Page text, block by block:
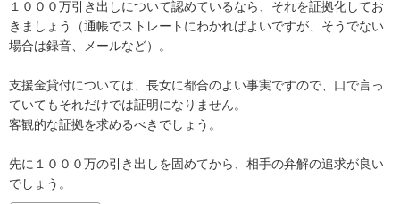
１０００万引き出しについて認めているなら、それを証拠化してお
きましょう（通帳でストレートにわかればよいですが、そうでない
場合は録音、メールなど）。
支援金貸付については、長女に都合のよい事実ですので、口で言っ
ていてもそれだけでは証明になりません。
客観的な証拠を求めるべきでしょう。
先に１０００万の引き出しを固めてから、相手の弁解の追求が良い
でしょう。